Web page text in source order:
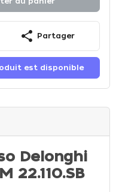
share Partager
est disponible
Delonghi
22.110.SB